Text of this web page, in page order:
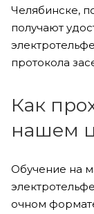
Челябинске,
получают
протокола
Как
нашем
Обучение на
очном